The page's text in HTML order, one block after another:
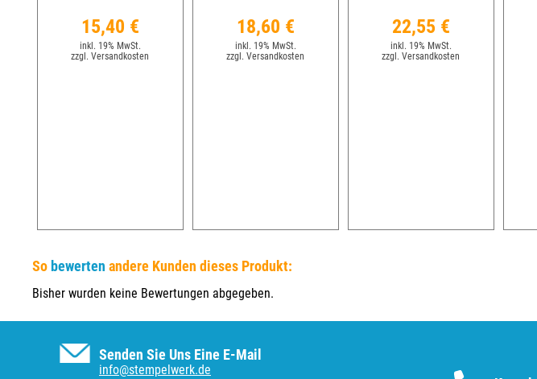
15,40 €
inkl. 19% MwSt.
zzgl. Versandkosten
18,60 €
inkl. 19% MwSt.
zzgl. Versandkosten
22,55 €
inkl. 19% MwSt.
zzgl. Versandkosten
So bewerten andere Kunden dieses Produkt:
Bisher wurden keine Bewertungen abgegeben.
Senden Sie Uns Eine E-Mail
info@stempelwerk.de